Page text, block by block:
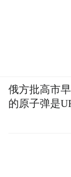
俄方批高市
的原子弹是